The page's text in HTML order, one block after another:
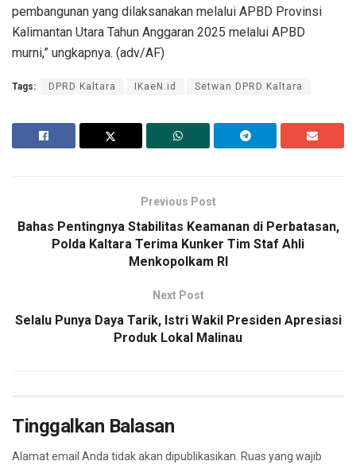
pembangunan yang dilaksanakan melalui APBD Provinsi
Kalimantan Utara Tahun Anggaran 2025 melalui APBD
murni,” ungkapnya. (adv/AF)
Tags: DPRD Kaltara IKaeN.id Setwan DPRD Kaltara
Previous Post
Bahas Pentingnya Stabilitas Keamanan di Perbatasan,
Polda Kaltara Terima Kunker Tim Staf Ahli
Menkopolkam RI
Next Post
Selalu Punya Daya Tarik, Istri Wakil Presiden Apresiasi
Produk Lokal Malinau
Tinggalkan Balasan
Alamat email Anda tidak akan dipublikasikan. Ruas yang wajib